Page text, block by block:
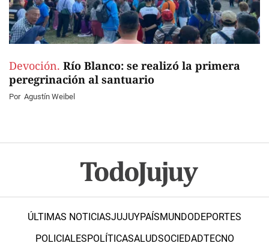
Devoción. Río Blanco: se realizó la primera
peregrinación al santuario
Por Agustín Weibel
ÚLTIMAS NOTICIASJUJUYPAÍSMUNDODEPORTES
POLICIALESPOLÍTICASALUDSOCIEDADTECNO